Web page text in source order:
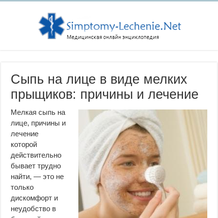
Сыпь на лице в виде мелких
прыщиков: причины и лечение
Мелкая сыпь на
лице, причины и
лечение
которой
действительно
бывает трудно
найти, — это не
только
дискомфорт и
неудобство в